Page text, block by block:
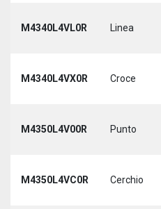
M4340L4VL0R Linea
M4340L4VX0R Croce
M4350L4V00R Punto
M4350L4VC0R Cerchio